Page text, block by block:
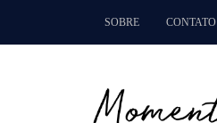
SOBRE CONTATO